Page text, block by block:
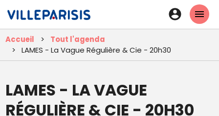
contenu
En-
tête
-
Accueil
Tout l'agenda
LAMES - La Vague Régulière & Cie - 20h30
LAMES - LA VAGUE
RÉGULIÈRE & CIE - 20H30